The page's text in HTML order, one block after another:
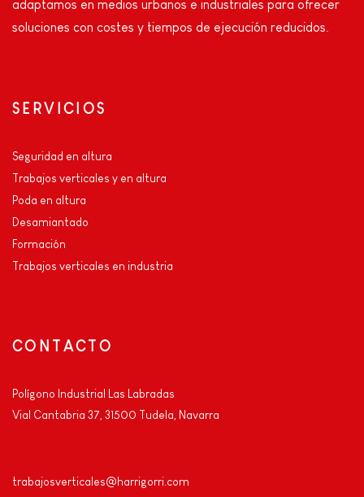
adaptamos en medios urbanos e industriales para ofrecer
soluciones con costes y tiempos de ejecución reducidos.
SERVICIOS
Seguridad en altura
Trabajos verticales y en altura
Poda en altura
Desamiantado
Formación
Trabajos verticales en industria
CONTACTO
Polígono Industrial Las Labradas
Vial Cantabria 37, 31500 Tudela, Navarra
trabajosverticales@harrigorri.com